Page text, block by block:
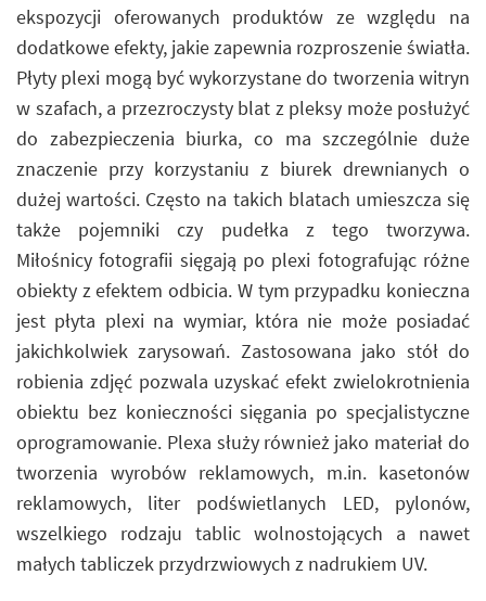
ekspozycji oferowanych produktów ze względu na
dodatkowe efekty, jakie zapewnia rozproszenie światła.
Płyty plexi mogą być wykorzystane do tworzenia witryn
w szafach, a przezroczysty blat z pleksy może posłużyć
do zabezpieczenia biurka, co ma szczególnie duże
znaczenie przy korzystaniu z biurek drewnianych o
dużej wartości. Często na takich blatach umieszcza się
także pojemniki czy pudełka z tego tworzywa.
Miłośnicy fotografii sięgają po plexi fotografując różne
obiekty z efektem odbicia. W tym przypadku konieczna
jest płyta plexi na wymiar, która nie może posiadać
jakichkolwiek zarysowań. Zastosowana jako stół do
robienia zdjęć pozwala uzyskać efekt zwielokrotnienia
obiektu bez konieczności sięgania po specjalistyczne
oprogramowanie. Plexa służy również jako materiał do
tworzenia wyrobów reklamowych, m.in. kasetonów
reklamowych, liter podświetlanych LED, pylonów,
wszelkiego rodzaju tablic wolnostojących a nawet
małych tabliczek przydrzwiowych z nadrukiem UV.